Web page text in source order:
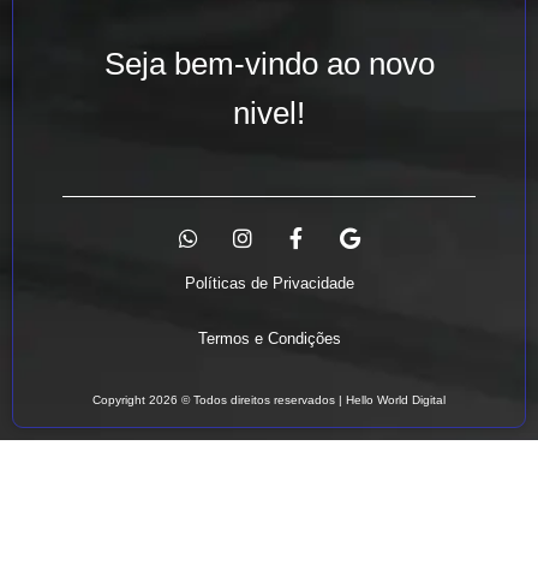
Seja bem-vindo ao novo
nivel!
Políticas de Privacidade
Termos e Condições
Copyright 2026 © Todos direitos reservados | Hello World Digital